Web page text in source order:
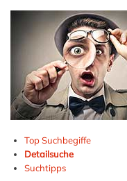
Top Suchbegiffe
Detailsuche
Suchtipps